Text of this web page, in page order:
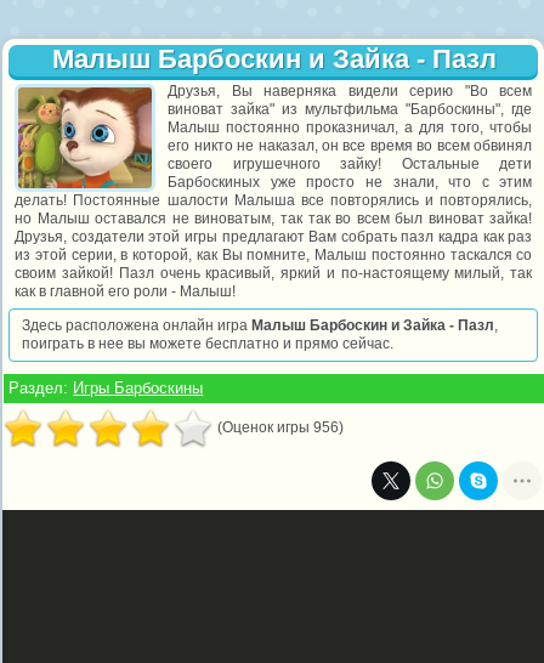
Малыш Барбоскин и Зайка - Пазл
Друзья, Вы наверняка видели серию "Во всем
виноват зайка" из мультфильма "Барбоскины", где
Малыш постоянно проказничал, а для того, чтобы
его никто не наказал, он все время во всем обвинял
своего игрушечного зайку! Остальные дети
Барбоскиных уже просто не знали, что с этим
делать! Постоянные шалости Малыша все повторялись и повторялись,
но Малыш оставался не виноватым, так так во всем был виноват зайка!
Друзья, создатели этой игры предлагают Вам собрать пазл кадра как раз
из этой серии, в которой, как Вы помните, Малыш постоянно таскался со
своим зайкой! Пазл очень красивый, яркий и по-настоящему милый, так
как в главной его роли - Малыш!
Здесь расположена онлайн игра Малыш Барбоскин и Зайка - Пазл,
поиграть в нее вы можете бесплатно и прямо сейчас.
Раздел: Игры Барбоскины
(Оценок игры 956)